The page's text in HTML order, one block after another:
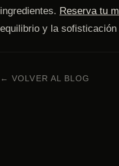
ingredientes. Reserva tu
equilibrio y la
← VOLVER AL BLOG